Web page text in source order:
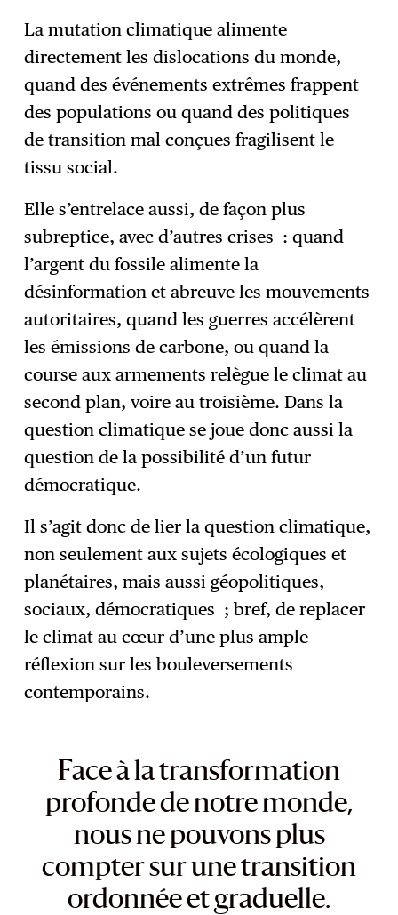
La mutation climatique alimente
directement les dislocations du monde,
quand des événements extrêmes frappent
des populations ou quand des politiques
de transition mal conçues fragilisent le
tissu social.
Elle s’entrelace aussi, de façon plus
subreptice, avec d’autres crises : quand
l’argent du fossile alimente la
désinformation et abreuve les mouvements
autoritaires, quand les guerres accélèrent
les émissions de carbone, ou quand la
course aux armements relègue le climat au
second plan, voire au troisième. Dans la
question climatique se joue donc aussi la
question de la possibilité d’un futur
démocratique.
Il s’agit donc de lier la question climatique,
non seulement aux sujets écologiques et
planétaires, mais aussi géopolitiques,
sociaux, démocratiques ; bref, de replacer
le climat au cœur d’une plus ample
réflexion sur les bouleversements
contemporains.
Face à la transformation
profonde de notre monde,
nous ne pouvons plus
compter sur une transition
ordonnée et graduelle.